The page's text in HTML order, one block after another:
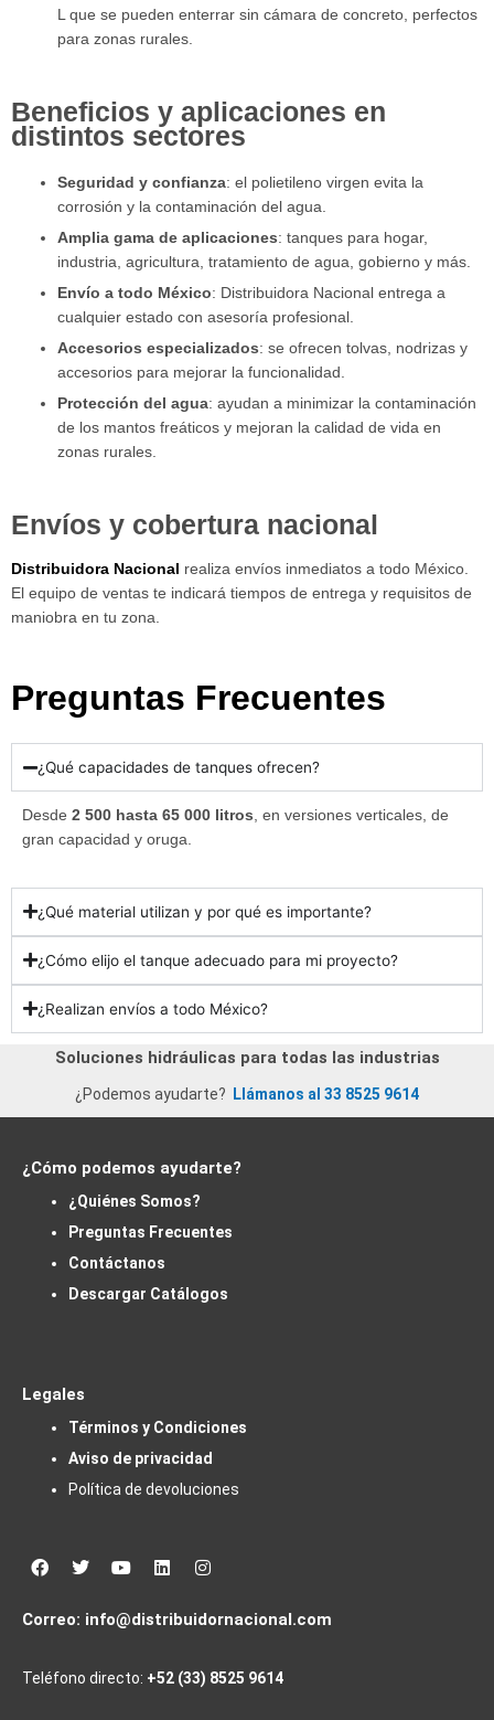
L que se pueden enterrar sin cámara de concreto, perfectos
para zonas rurales.
Beneficios y aplicaciones en
distintos sectores
Seguridad y confianza: el polietileno virgen evita la
corrosión y la contaminación del agua.
Amplia gama de aplicaciones: tanques para hogar,
industria, agricultura, tratamiento de agua, gobierno y más.
Envío a todo México: Distribuidora Nacional entrega a
cualquier estado con asesoría profesional.
Accesorios especializados: se ofrecen tolvas, nodrizas y
accesorios para mejorar la funcionalidad.
Protección del agua: ayudan a minimizar la contaminación
de los mantos freáticos y mejoran la calidad de vida en
zonas rurales.
Envíos y cobertura nacional
Distribuidora Nacional realiza envíos inmediatos a todo México.
El equipo de ventas te indicará tiempos de entrega y requisitos de
maniobra en tu zona.
Preguntas Frecuentes
¿Qué capacidades de tanques ofrecen?
Desde 2 500 hasta 65 000 litros , en versiones verticales, de
gran capacidad y oruga.
¿Qué material utilizan y por qué es importante?
¿Cómo elijo el tanque adecuado para mi proyecto?
¿Realizan envíos a todo México?
Soluciones hidráulicas para todas las industrias
¿Podemos ayudarte? Llámanos al 33 8525 9614
¿Cómo podemos ayudarte?
¿Quiénes Somos?
Preguntas Frecuentes
Contáctanos
Descargar Catálogos
Legales
Términos y Condiciones
Aviso de privacidad
Política de devoluciones
Facebook
TwitterYoutubeLinkedinInstagram
Correo: info@distribuidornacional.com
Teléfono directo: +52 (33) 8525 9614